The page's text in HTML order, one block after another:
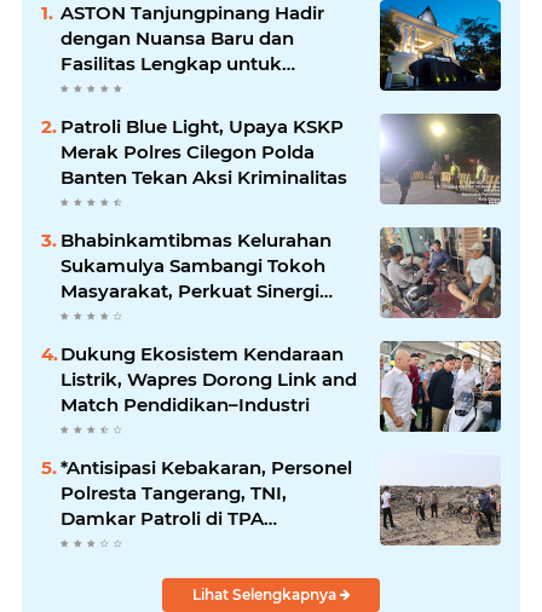
ASTON Tanjungpinang Hadir
dengan Nuansa Baru dan
Fasilitas Lengkap untuk
Kenyamanan Tamu
Patroli Blue Light, Upaya KSKP
Merak Polres Cilegon Polda
Banten Tekan Aksi Kriminalitas
Bhabinkamtibmas Kelurahan
Sukamulya Sambangi Tokoh
Masyarakat, Perkuat Sinergi
Jaga Kamtibmas
Dukung Ekosistem Kendaraan
Listrik, Wapres Dorong Link and
Match Pendidikan–Industri
*Antisipasi Kebakaran, Personel
Polresta Tangerang, TNI,
Damkar Patroli di TPA
Jatiwaringin*
Lihat Selengkapnya